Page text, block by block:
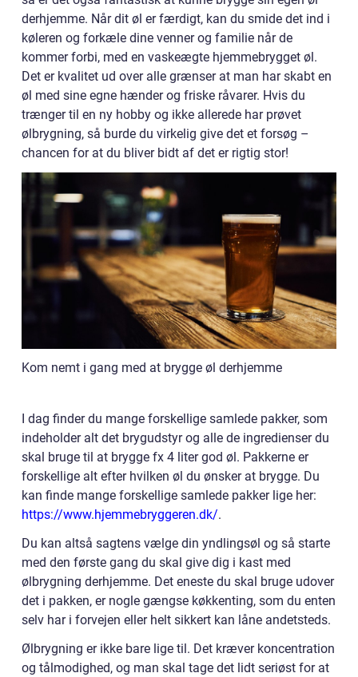
derhjemme. Når dit øl er færdigt, kan du smide det ind i
køleren og forkæle dine venner og familie når de
kommer forbi, med en vaskeægte hjemmebrygget øl.
Det er kvalitet ud over alle grænser at man har skabt en
øl med sine egne hænder og friske råvarer. Hvis du
trænger til en ny hobby og ikke allerede har prøvet
ølbrygning, så burde du virkelig give det et forsøg –
chancen for at du bliver bidt af det er rigtig stor!
Kom nemt i gang med at brygge øl derhjemme
I dag finder du mange forskellige samlede pakker, som
indeholder alt det brygudstyr og alle de ingredienser du
skal bruge til at brygge fx 4 liter god øl. Pakkerne er
forskellige alt efter hvilken øl du ønsker at brygge. Du
kan finde mange forskellige samlede pakker lige her:
https://www.hjemmebryggeren.dk/.
Du kan altså sagtens vælge din yndlingsøl og så starte
med den første gang du skal give dig i kast med
ølbrygning derhjemme. Det eneste du skal bruge udover
det i pakken, er nogle gængse køkkenting, som du enten
selv har i forvejen eller helt sikkert kan låne andetsteds.
Ølbrygning er ikke bare lige til. Det kræver koncentration
og tålmodighed, og man skal tage det lidt seriøst for at